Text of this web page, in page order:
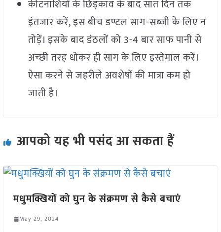
कीटनाशियों के छिड़काव के बाद सात दिन तक
इंतजार करें, इस बीच डण्टल साग-सब्जी के लिए न
तोड़ें। इसके बाद डंठलों को 3-4 बार साफ पानी से
अच्छी तरह धोकर ही साग के लिए इस्तेमाल करें।
ऐसा करने से जहरीले अवशेषों की मात्रा कम हो
जाती है।
आपको यह भी पसंद आ सकता हैं
मधुमक्खियों को घुन के संक्रमण से कैसे बचाएं
May 29, 2024